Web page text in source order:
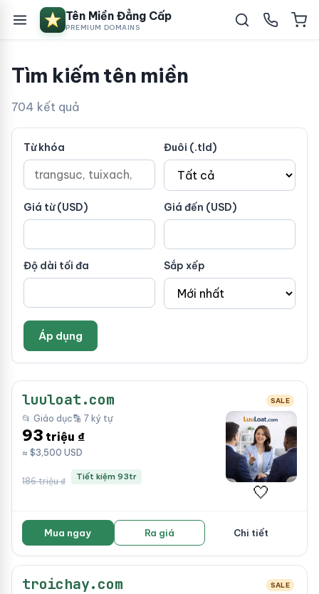
Tên Miền Đẳng Cấp
PREMIUM DOMAINS
Tìm kiếm tên miền
704 kết quả
Từ khóa Đuôi (.tld)
Giá từ (USD) Giá đến (USD)
Độ dài tối đa Sắp xếp
Áp dụng
luuloat.com SALE
📂 Giáo dục🔡 7 ký tự
93 triệu ₫
≈ $3,500 USD
186 triệu ₫ Tiết kiệm 93tr
🤍
Mua ngay Ra giá Chi tiết
troichay.com SALE